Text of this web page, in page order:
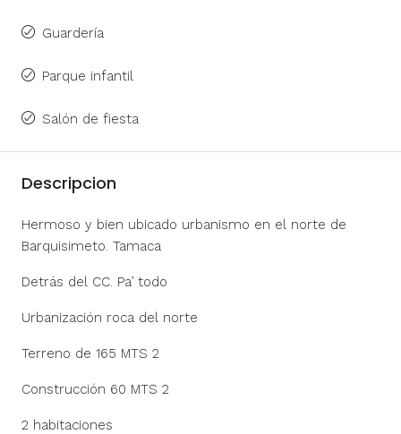
Guardería
Parque infantil
Salón de fiesta
Descripcion
Hermoso y bien ubicado urbanismo en el norte de
Barquisimeto. Tamaca
Detrás del CC. Pa’ todo
Urbanización roca del norte
Terreno de 165 MTS 2
Construcción 60 MTS 2
2 habitaciones